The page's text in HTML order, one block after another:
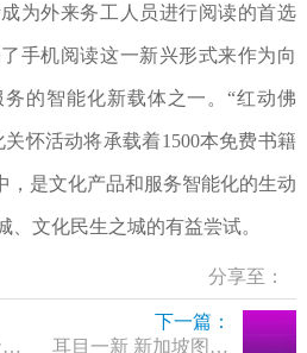
为外来务工人员进行阅读的首选
手机阅读这一新兴形式来作为向
的智能化新载体之一。“红动佛
怀活动将承载着1500本免费书籍
，是文化产品和服务智能化的生动
文化民生之城的有益尝试。
分享至：
政协委员赵岩：社区图书室与大图书馆联姻
下一篇：
耳目一新 新加坡图书馆观感